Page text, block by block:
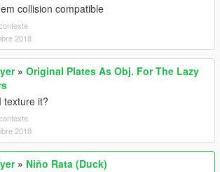
collision compatible
2018
» Original Plates As Obj. For The Lazy
texture it?
2018
» Niño Rata (Duck)